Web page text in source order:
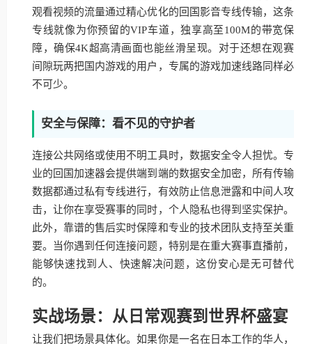
观看视频的流量通过精心优化的回国影音专线传输，这条
专线就像为你预留的VIP车道，独享高至100M的带宽保
障，确保4K超高清画面也能丝滑呈现。对于还想在观赛
间隙玩两把国内游戏的用户，专属的游戏加速线路同样必
不可少。
安全与保障：看不见的守护者
连接公共网络或使用不明工具时，数据安全令人担忧。专
业的回国加速器会提供端到端的数据安全加密，所有传输
数据都通过私有专线进行，有效防止信息泄露和中间人攻
击，让你在享受赛事的同时，个人隐私也得到坚实保护。
此外，靠谱的售后实时保障和专业的技术团队支持至关重
要。当你遇到任何连接问题，特别是在重大赛事直播前，
能够快速找到人、快速解决问题，这份安心是无可替代
的。
实战场景：从日常观赛到世界杯盛宴
让我们把场景具体化。如果你是一名在日本工作的华人，